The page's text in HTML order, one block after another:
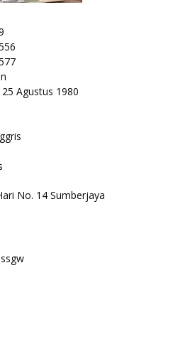
Agustus 1980
No. 14 Sumberjaya